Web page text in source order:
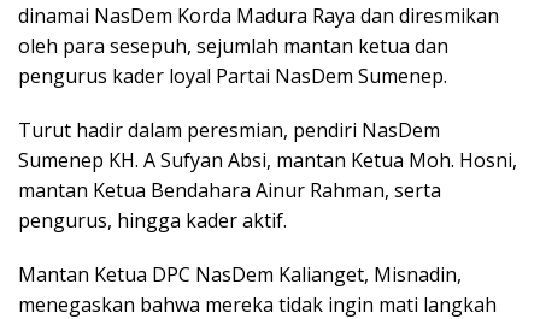
dinamai NasDem Korda Madura Raya dan diresmikan
oleh para sesepuh, sejumlah mantan ketua dan
pengurus kader loyal Partai NasDem Sumenep.
Turut hadir dalam peresmian, pendiri NasDem
Sumenep KH. A Sufyan Absi, mantan Ketua Moh. Hosni,
mantan Ketua Bendahara Ainur Rahman, serta
pengurus, hingga kader aktif.
Mantan Ketua DPC NasDem Kalianget, Misnadin,
menegaskan bahwa mereka tidak ingin mati langkah